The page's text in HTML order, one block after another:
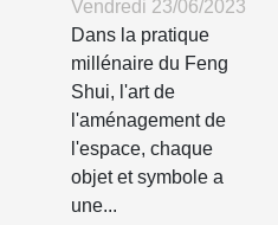
d’éléphant
dans votre
décoration
intérieure
selon le Feng
Shui ?
Vendredi 23/06/2023
Dans la pratique
millénaire du Feng
Shui, l'art de
l'aménagement de
l'espace, chaque
objet et symbole a
une...